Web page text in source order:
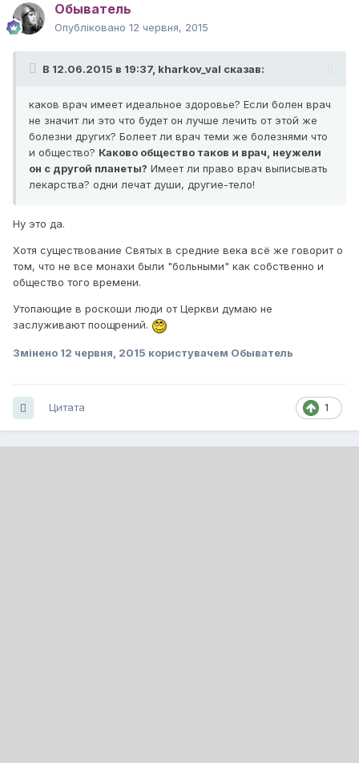
Обыватель
Опубліковано 12 червня, 2015
В 12.06.2015 в 19:37, kharkov_val сказав:
каков врач имеет идеальное здоровье? Если болен врач
не значит ли это что будет он лучше лечить от этой же
болезни других? Болеет ли врач теми же болезнями что
и общество? Каково общество таков и врач, неужели
он с другой планеты? Имеет ли право врач выписывать
лекарства? одни лечат души, другие-тело!
Ну это да.
Хотя существование Святых в средние века всё же говорит о
том, что не все монахи были "больными" как собственно и
общество того времени.
Утопающие в роскоши люди от Церкви думаю не
заслуживают поощрений.
Змінено 12 червня, 2015 користувачем Обыватель
1
Цитата